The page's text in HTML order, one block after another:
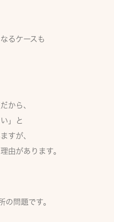
るケースも
から、
」と
すが、
由があります。
の問題です。